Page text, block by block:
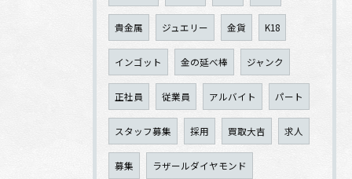
貴金属 ジュエリー 金貨 K18
インゴット 金の延べ棒 ジャンク
正社員 従業員 アルバイト パート
スタッフ募集 採用 買取大吉 求人
募集 ラザールダイヤモンド